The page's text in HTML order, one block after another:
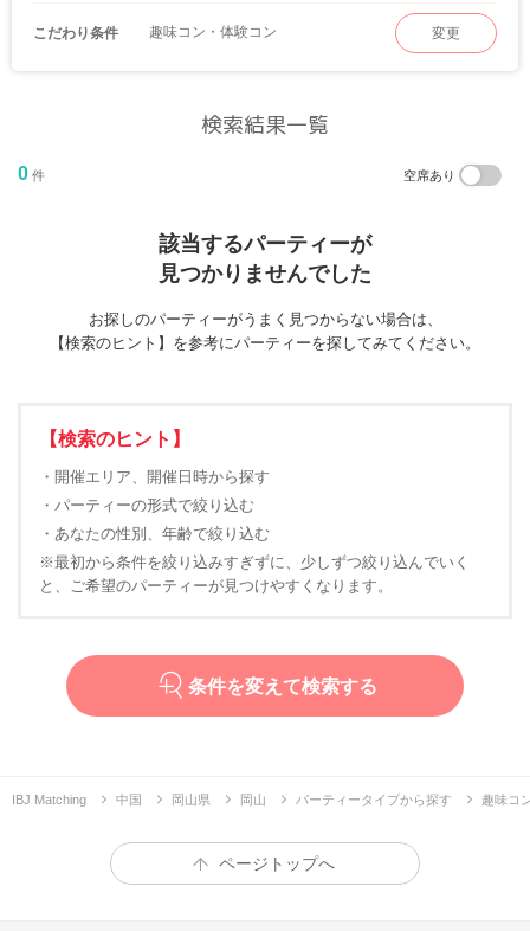
こだわり条件 趣味コン・体験コン 変更
検索結果一覧
0 件 空席あり
該当するパーティーが
見つかりませんでした
お探しのパーティーがうまく見つからない場合は、
【検索のヒント】を参考にパーティーを探してみてください。
【検索のヒント】
・開催エリア、開催日時から探す
・パーティーの形式で絞り込む
・あなたの性別、年齢で絞り込む
※最初から条件を絞り込みすぎずに、少しずつ絞り込んでいく
と、ご希望のパーティーが見つけやすくなります。
条件を変えて検索する
IBJ Matching 中国 岡山県 岡山 パーティータイプから探す 趣味コ
ページトップへ